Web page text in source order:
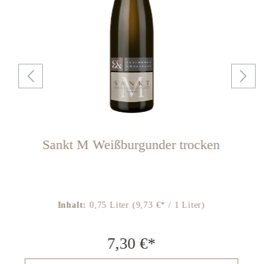
Sankt M Weißburgunder trocken
Inhalt:0,75 Liter(9,73 €* / 1 Liter)
7,30 €*